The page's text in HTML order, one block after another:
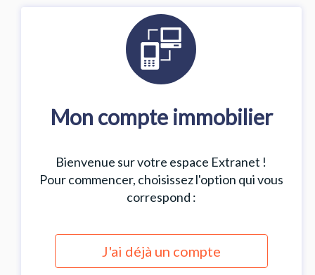
Mon compte immobilier
Bienvenue sur votre espace Extranet !
Pour commencer, choisissez l'option qui vous
correspond :
J'ai déjà un compte